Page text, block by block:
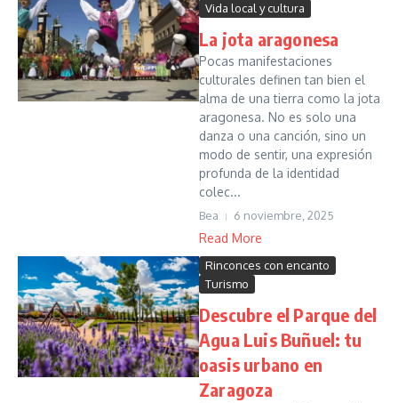
Vida local y cultura
La jota aragonesa
Pocas manifestaciones
culturales definen tan bien el
alma de una tierra como la jota
aragonesa. No es solo una
danza o una canción, sino un
modo de sentir, una expresión
profunda de la identidad
colec...
Bea 6 noviembre, 2025
Read More
Rinconces con encanto
Turismo
Descubre el Parque del
Agua Luis Buñuel: tu
oasis urbano en
Zaragoza